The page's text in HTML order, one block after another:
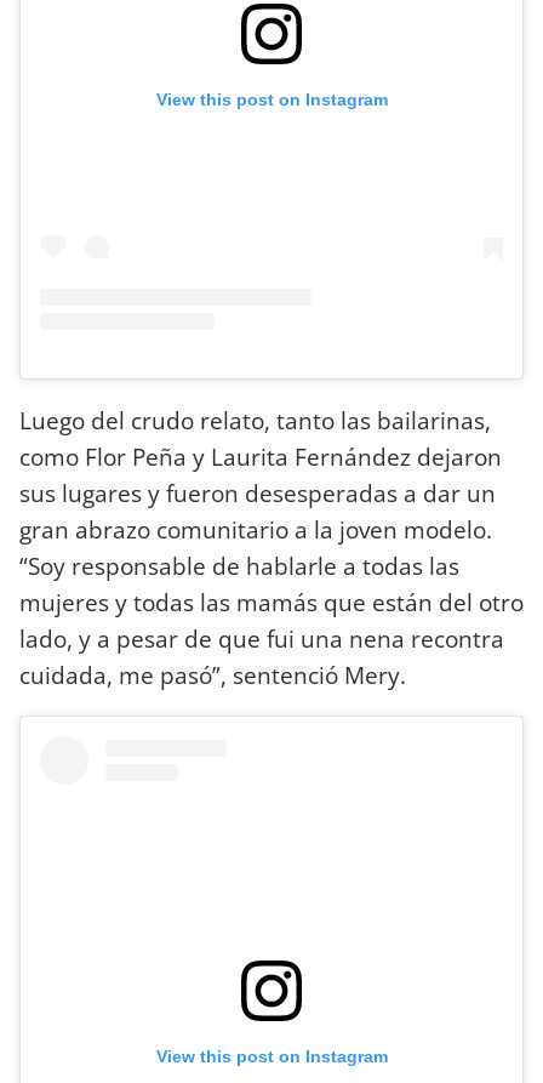
View this post on Instagram
Luego del crudo relato, tanto las bailarinas,
como Flor Peña y Laurita Fernández dejaron
sus lugares y fueron desesperadas a dar un
gran abrazo comunitario a la joven modelo.
“Soy responsable de hablarle a todas las
mujeres y todas las mamás que están del otro
lado, y a pesar de que fui una nena recontra
cuidada, me pasó”, sentenció Mery.
View this post on Instagram